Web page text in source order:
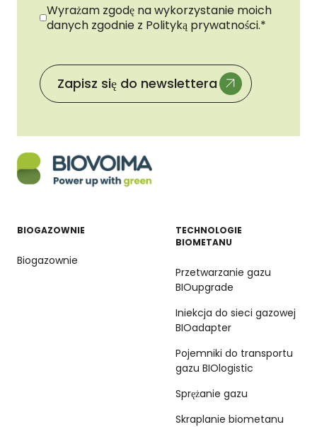
Zgoda*
Wyrażam zgodę na wykorzystanie moich
danych zgodnie z Polityką prywatności.*
Zapisz się do newslettera
BIOGAZOWNIE
Biogazownie
TECHNOLOGIE
BIOMETANU
Przetwarzanie gazu
BIOupgrade
Iniekcja do sieci gazowej
BIOadapter
Pojemniki do transportu
gazu BIOlogistic
Sprężanie gazu
Skraplanie biometanu